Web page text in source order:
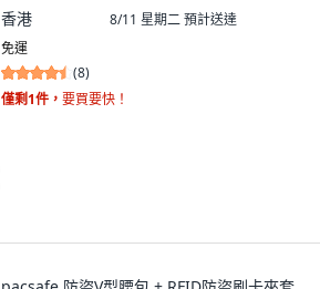
香港 8/11 星期二預計送達
免運
(8)
僅剩1件， 要買要快！